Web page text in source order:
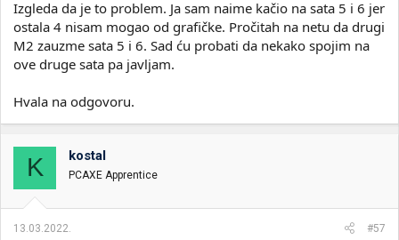
Izgleda da je to problem. Ja sam naime kačio na sata 5 i 6 jer
ostala 4 nisam mogao od grafičke. Pročitah na netu da drugi
M2 zauzme sata 5 i 6. Sad ću probati da nekako spojim na
ove druge sata pa javljam.
Hvala na odgovoru.
K kostal
PCAXE Apprentice
13.03.2022. #57